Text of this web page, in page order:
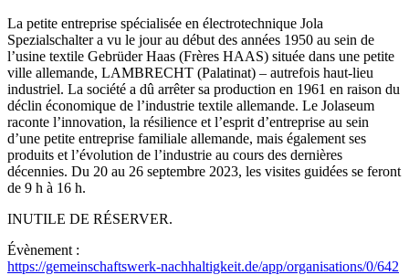
La petite entreprise spécialisée en électrotechnique Jola
Spezialschalter a vu le jour au début des années 1950 au sein de
l’usine textile Gebrüder Haas (Frères HAAS) située dans une petite
ville allemande, LAMBRECHT (Palatinat) – autrefois haut-lieu
industriel. La société a dû arrêter sa production en 1961 en raison du
déclin économique de l’industrie textile allemande. Le Jolaseum
raconte l’innovation, la résilience et l’esprit d’entreprise au sein
d’une petite entreprise familiale allemande, mais également ses
produits et l’évolution de l’industrie au cours des dernières
décennies. Du 20 au 26 septembre 2023, les visites guidées se feront
de 9 h à 16 h.
INUTILE DE RÉSERVER.
Évènement :
https://gemeinschaftswerk-nachhaltigkeit.de/app/organisations/0/642